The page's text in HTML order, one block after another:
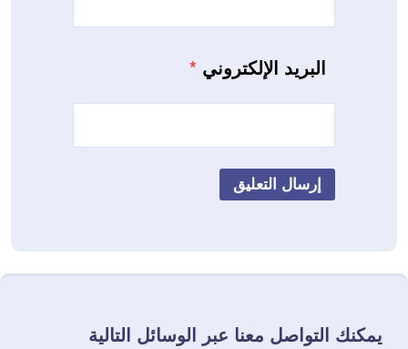
البريد الإلكتروني *
يمكنك التواصل معنا عبر الوسائل التالية